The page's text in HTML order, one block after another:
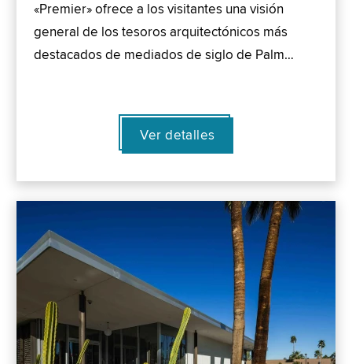
«Premier» ofrece a los visitantes una visión
general de los tesoros arquitectónicos más
destacados de mediados de siglo de Palm…
Ver detalles